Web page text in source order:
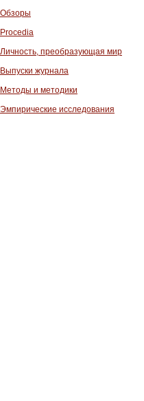
Обзоры
Procedia
Личность, преобразующая мир
Выпуски журнала
Методы и методики
Эмпирические исследования